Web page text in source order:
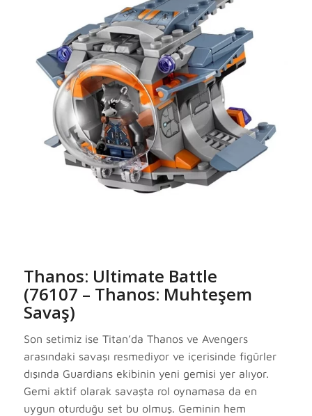
Thanos: Ultimate Battle
(76107 – Thanos: Muhteşem
Savaş)
Son setimiz ise Titan’da Thanos ve Avengers
arasındaki savaşı resmediyor ve içerisinde figürler
dışında Guardians ekibinin yeni gemisi yer alıyor.
Gemi aktif olarak savaşta rol oynamasa da en
uygun oturduğu set bu olmuş. Geminin hem